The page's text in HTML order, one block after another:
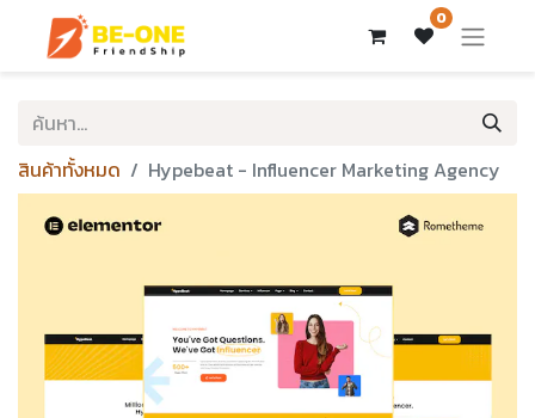
0
สินค้าทั้งหมด Hypebeat - Influencer Marketing Agency